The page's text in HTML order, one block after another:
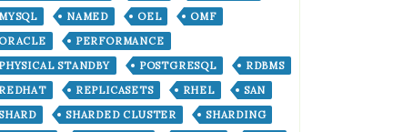
MYSQL
NAMED OEL
OMF
ORACLE
PERFORMANCE
PHYSICAL STANDBY
POSTGRESQL
RDBMS
REDHAT
REPLICASETS RHEL
SAN
SHARDED CLUSTER
SHARDING